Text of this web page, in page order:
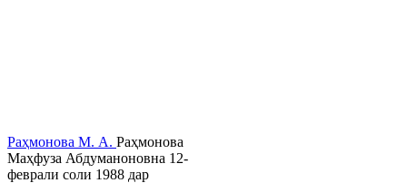
Раҳмонова М. А. Раҳмонова
Маҳфуза Абдуманоновна 12-
феврали соли 1988 дар